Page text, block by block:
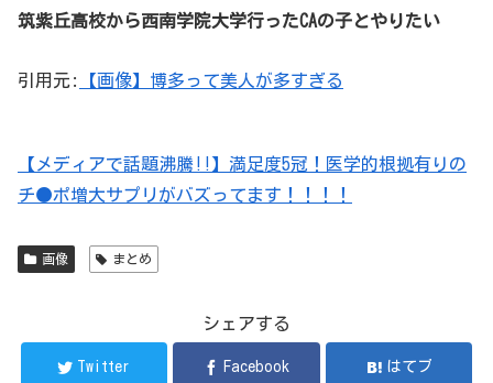
筑紫丘高校から西南学院大学行ったCAの子とやりたい
引用元: 【画像】博多って美人が多すぎる
【メディアで話題沸騰!!】満足度5冠！医学的根拠有りの
チ●ポ増大サプリがバズってます！！！！
画像 まとめ
シェアする
Twitter Facebook はてブ